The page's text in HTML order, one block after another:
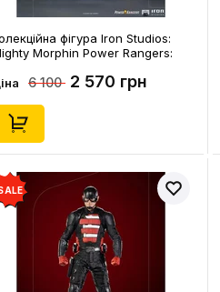
фігура Iron Studios:
Morphin Power Rangers:
6 100 2 570 грн